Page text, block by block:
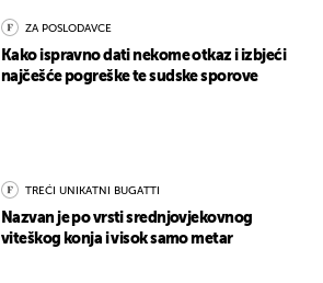
ZA POSLODAVCE
Kako ispravno dati nekome otkaz i izbjeći
najčešće pogreške te sudske sporove
TREĆI UNIKATNI BUGATTI
Nazvan je po vrsti srednjovjekovnog
viteškog konja i visok samo metar